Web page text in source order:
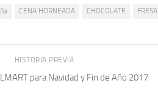
CENA HORNEADA CHOCOLATE FRESA
HISTORIA PREVIA
para Navidad y Fin de Año 2017